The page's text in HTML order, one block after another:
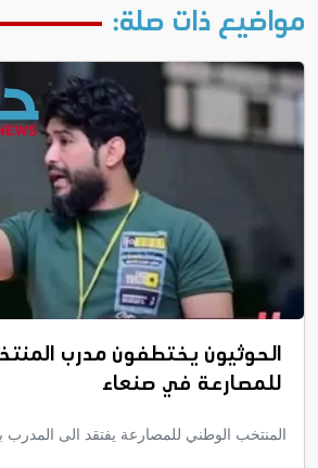
مواضيع ذات صلة:
الحوثيون يختطفون مدرب
للمصارعة في صنعاء
المنتخب الوطني للمصارعة يفتقد الى المدرب